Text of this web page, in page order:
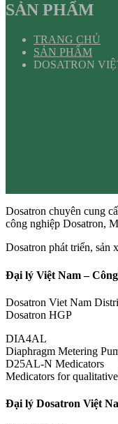
SẢN PHẨM
TRANG CHỦ
SẢN PHẨM
DOSATRON
Dosatron chuyên cung
công nghiệp Dosatron,
Dosatron phát triển, sản
Đại lý Việt Nam –
Dosatron Viet Nam
Dosatron HGP
DIA4AL
Diaphragm Metering
D25AL-N Medicators
Medicators for
Đại lý Dosatron Việt